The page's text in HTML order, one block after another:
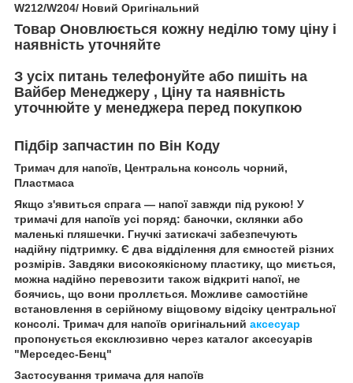
W212/W204/ Новий Оригінальний
Товар Оновлюється кожну неділю тому ціну і
наявність уточняйте
З усіх питань телефонуйте або пишіть на
Вайбер Менеджеру , Ціну та наявність
уточнюйте у менеджера перед покупкою
Підбір запчастин по Він Коду
Тримач для напоїв, Центральна консоль чорний,
Пластмаса
Якщо з'явиться спрага — напої завжди під рукою! У
тримачі для напоїв усі поряд: баночки, склянки або
маленькі пляшечки. Гнучкі затискачі забезпечують
надійну підтримку. Є два відділення для ємностей різних
розмірів. Завдяки високоякісному пластику, що миється,
можна надійно перевозити також відкриті напої, не
боячись, що вони проллється. Можливе самостійне
встановлення в серійному віщовому відсіку центральної
консолі. Тримач для напоїв оригінальний аксесуар
пропонується ексклюзивно через каталог аксесуарів
"Мерседес-Бенц"
Застосування тримача для напоїв